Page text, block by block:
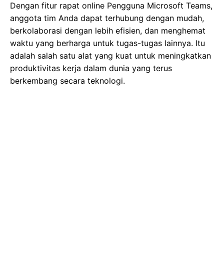
Dengan fitur rapat online Pengguna Microsoft Teams,
anggota tim Anda dapat terhubung dengan mudah,
berkolaborasi dengan lebih efisien, dan menghemat
waktu yang berharga untuk tugas-tugas lainnya. Itu
adalah salah satu alat yang kuat untuk meningkatkan
produktivitas kerja dalam dunia yang terus
berkembang secara teknologi.